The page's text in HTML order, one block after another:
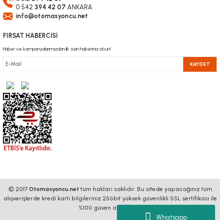
Whatsapp
0 542 394 42 07 ANKARA
info@otomasyoncu.net
FIRSAT HABERCİSİ
Haber ve kampanyalarımızdan ilk sizin haberiniz olsun!
KAYDET
© 2017 Otomasyoncu.net tüm hakları saklıdır. Bu sitede yapacağınız tüm
alışverişlerde kredi kartı bilgileriniz 256bit yüksek güvenlikli SSL sertifikası ile
%100 güven altındadır.